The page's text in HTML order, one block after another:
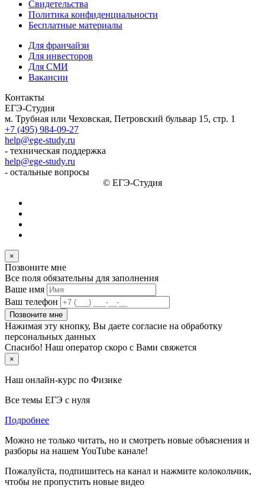
Свидетельства
Политика конфиденциальности
Бесплатные материалы
Для франчайзи
Для инвесторов
Для СМИ
Вакансии
Контакты
ЕГЭ-Студия
м. Трубная или Чеховская, Петровский бульвар 15, стр. 1
+7 (495) 984-09-27
help@ege-study.ru
- техническая поддержка
help@ege-study.ru
- остальные вопросы
© ЕГЭ-Студия
×
Позвоните мне
Все поля обязательны для заполнения
Ваше имя
Ваш телефон
Позвоните мне
Нажимая эту кнопку, Вы даете согласие на обработку
персональных данных
Спасибо! Наш оператор скоро с Вами свяжется
×
Наш онлайн-курс по Физике
Все темы ЕГЭ с нуля
Подробнее
Можно не только читать, но и смотреть новые объяснения и
разборы на нашем YouTube канале!
Пожалуйста, подпишитесь на канал и нажмите колокольчик,
чтобы не пропустить новые видео